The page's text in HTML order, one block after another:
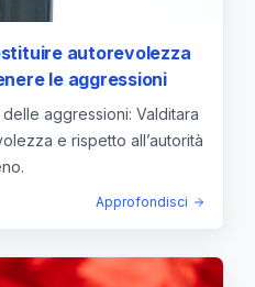
autorevolezza
le aggressioni
aggressioni: Valditara
e rispetto all’autorità
Approfondisci